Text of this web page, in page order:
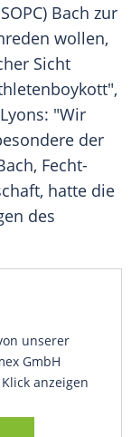
Bach zur
wollen,
Sicht
: "Wir
der
, Fecht-
hatte die
des
unserer
GmbH
anzeigen